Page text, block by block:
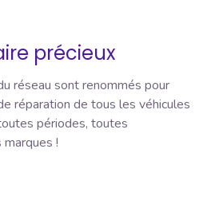
précieux
réseau sont renommés pour
réparation de tous les véhicules
périodes, toutes
!